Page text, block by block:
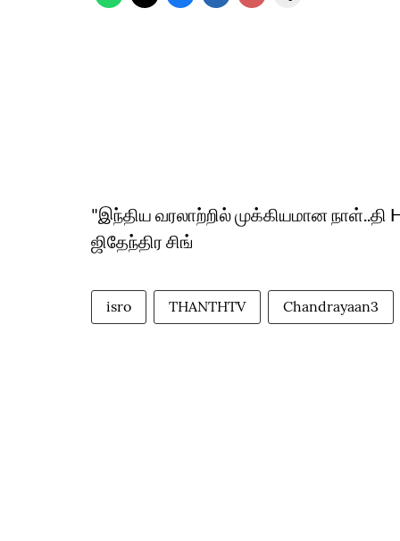
"இந்திய வரலாற்றில் முக்கியமான நாள்..தி
ஜிதேந்திர சிங்
isro THANTHTV Chandrayaan3